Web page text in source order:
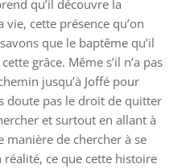
qu’il découvre la
vie, cette présence qu’on
que le baptême qu’il
grâce. Même s’il n’a pas
jusqu’à Joffé pour
doute pas le droit de quitter
et surtout en allant à
manière de chercher à se
ce que cette histoire